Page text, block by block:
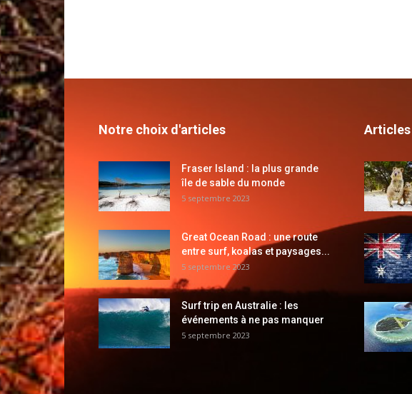
Notre choix d'articles
Fraser Island : la plus grande
île de sable du monde
5 septembre 2023
Great Ocean Road : une route
entre surf, koalas et paysages...
5 septembre 2023
Surf trip en Australie : les
événements à ne pas manquer
5 septembre 2023